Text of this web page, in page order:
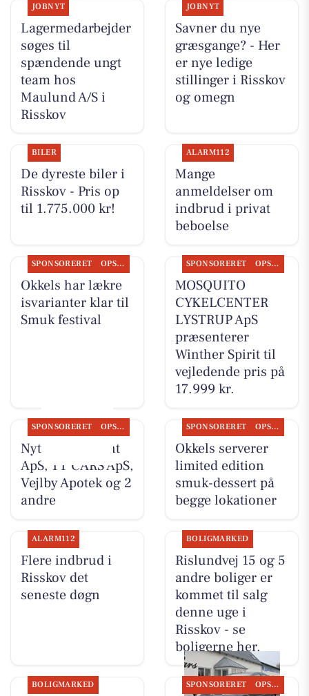
JOBNYT
Lagermedarbejder
søges til
spændende ungt
team hos
Maulund A/S i
Risskov
JOBNYT
Savner du nye
græsgange? - Her
er nye ledige
stillinger i Risskov
og omegn
BILER
De dyreste biler i
Risskov - Pris op
til 1.775.000 kr!
ALARM112
Mange
anmeldelser om
indbrud i privat
beboelse
SPONSORERET OPSLAGSTAVLEN
Okkels har lækre
isvarianter klar til
Smuk festival
SPONSORERET OPSLAGSTAVLEN
MOSQUITO
CYKELCENTER
LYSTRUP ApS
præsenterer
Winther Spirit til
vejledende pris på
17.999 kr.
SPONSORERET OPSLAGSTAVLEN
Nyt fra Fairpaint
ApS, TT CARS ApS,
Vejlby Apotek og 2
andre
SPONSORERET OPSLAGSTAVLEN
Okkels serverer
limited edition
smuk-dessert på
begge lokationer
ALARM112
Flere indbrud i
Risskov det
seneste døgn
BOLIGMARKED
Rislundvej 15 og 5
andre boliger er
kommet til salg
denne uge i
Risskov - se
boligerne her.
BOLIGMARKED SPONSORERET OPSLAGSTAVLEN